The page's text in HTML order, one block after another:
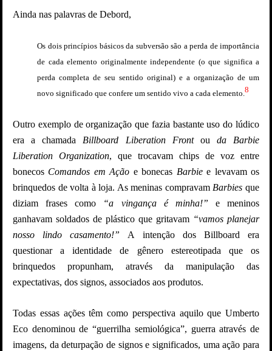
Ainda nas palavras de Debord,
Os dois princípios básicos da subversão são a perda de importância
de cada elemento originalmente independente (o que significa a
perda completa de seu sentido original) e a organização de um
novo significado que confere um sentido vivo a cada elemento.8
Outro exemplo de organização que fazia bastante uso do lúdico
era a chamada Billboard Liberation Front ou da Barbie
Liberation Organization, que trocavam chips de voz entre
bonecos Comandos em Ação e bonecas Barbiee levavam os
brinquedos de volta à loja. As meninas compravam Barbies que
diziam frases como “a vingança é minha!” e meninos
ganhavam soldados de plástico que gritavam “vamos planejar
nosso lindo casamento!” A intenção dos Billboard era
questionar a identidade de gênero estereotipada que os
brinquedos propunham, através da manipulação das
expectativas, dos signos, associados aos produtos.
Todas essas ações têm como perspectiva aquilo que Umberto
Eco denominou de “guerrilha semiológica”, guerra através de
imagens, da deturpação de signos e significados, uma ação para